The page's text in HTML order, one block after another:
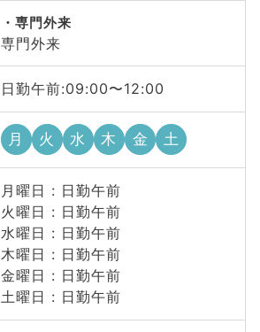
専門外来
専門外来
日勤午前:09:00〜12:00
月 火 水 木 金 土
月曜日 : 日勤午前
火曜日 : 日勤午前
水曜日 : 日勤午前
木曜日 : 日勤午前
金曜日 : 日勤午前
土曜日 : 日勤午前